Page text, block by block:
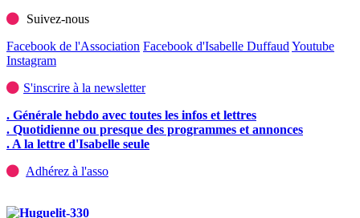
Suivez-nous
Facebook de l'Association Facebook d'Isabelle Duffaud Youtube
Instagram
S'inscrire à la newsletter
. Générale hebdo avec toutes les infos et lettres
. Quotidienne ou presque des programmes et annonces
. A la lettre d'Isabelle seule
Adhérez à l'asso